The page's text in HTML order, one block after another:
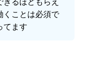
くことは必須で
てます